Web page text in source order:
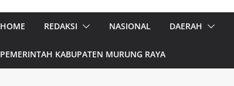
HOME REDAKSI NASIONAL DAERAH
PEMERINTAH KABUPATEN MURUNG RAYA